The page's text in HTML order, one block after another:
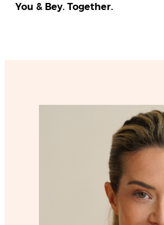
You & Bey. Together.